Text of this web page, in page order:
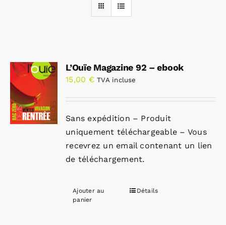
Annonces emploi
L’Ouïe Magazine 92 – ebook
15,00 € TVA incluse
Sans expédition – Produit
uniquement téléchargeable – Vous
recevrez un email contenant un lien
de téléchargement.
Ajouter au
panier
Détails